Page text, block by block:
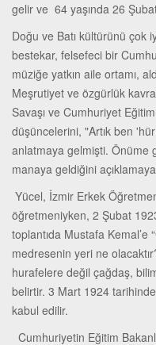
gelir ve 64 yaşında 26
Doğu ve Batı kültürünü çok
bestekar, felsefeci bir
müziğe yatkın aile ortamı,
Meşrutiyet ve özgürlük
Savaşı ve Cumhuriyet
düşüncelerini, "Artık ben
anlatmaya gelmişti. Önüme
manaya geldiğini
Yücel, İzmir Erkek
öğretmeniyken, 2 Şubat
toplantıda Mustafa Kemal’e
medresenin yeri ne
hurafelere değil çağdaş,
belirtir. 3 Mart 1924
kabul edilir.
Cumhuriyetin Eğitim